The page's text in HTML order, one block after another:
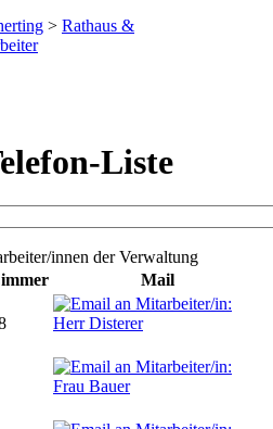
> Rathaus &
Liste
innen der Verwaltung
Mail